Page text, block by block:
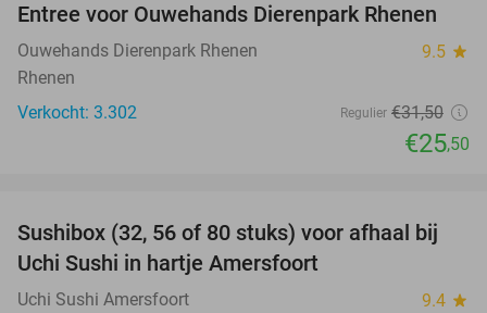
19%
Entree voor Ouwehands Dierenpark Rhenen
Ouwehands Dierenpark Rhenen 9.5 star
Rhenen
Verkocht: 3.302
Regulier €31,50
€25,50
50%
Sushibox (32, 56 of 80 stuks) voor afhaal bij
Uchi Sushi in hartje Amersfoort
Uchi Sushi Amersfoort 9.4 star